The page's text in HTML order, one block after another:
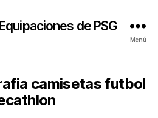
de PSG
Menú
camisetas futbol